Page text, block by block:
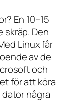
En 10–15
skräp. Den
Linux får
av de
och
för att köra
dator några